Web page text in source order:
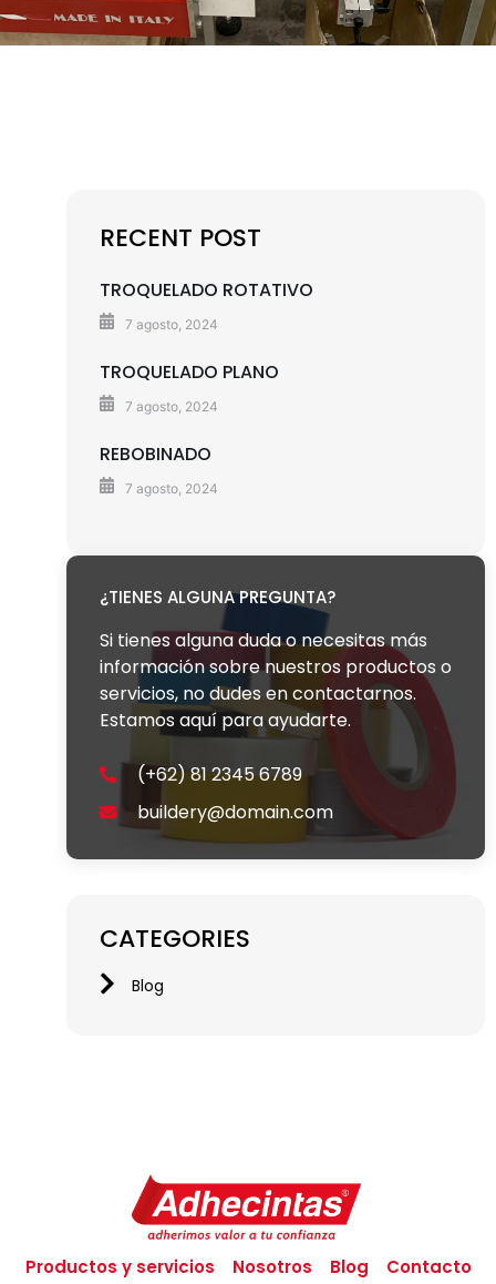
RECENT POST
TROQUELADO ROTATIVO
7 agosto, 2024
TROQUELADO PLANO
7 agosto, 2024
REBOBINADO
7 agosto, 2024
¿TIENES ALGUNA PREGUNTA?
Si tienes alguna duda o necesitas más
información sobre nuestros productos o
servicios, no dudes en contactarnos.
Estamos aquí para ayudarte.
(+62) 81 2345 6789
buildery@domain.com
CATEGORIES
Blog
Productos y servicios Nosotros Blog Contacto